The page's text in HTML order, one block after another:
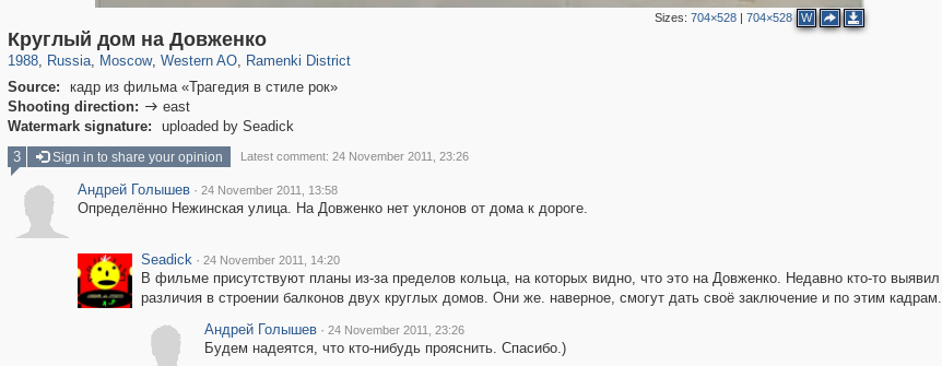
Sizes: 704×528| 704×528 W
Круглый дом на Довженко
1988, Russia
1,406,900 29,248
, Moscow
319,861 8,286
, Western AO
27,129 310
, Ramenki District
5,675
Source:
кадр из фильма «Трагедия в стиле рок»
Shooting direction:  east
Watermark signature:
uploaded by Seadick
3 Sign in to share your opinion Latest comment: 24 November 2011, 23:26
Андрей Голышев · 24 November 2011, 13:58
Определённо Нежинская улица. На Довженко нет уклонов от дома к дороге.
Seadick · 24 November 2011, 14:20
В фильме присутствуют планы из-за пределов кольца, на которых видно, что это на Довженко. Недавно кто-то выявил
различия в строении балконов двух круглых домов. Они же. наверное, смогут дать своё заключение и по этим кадрам.
Андрей Голышев · 24 November 2011, 23:26
Будем надеятся, что кто-нибудь прояснить. Спасибо.)